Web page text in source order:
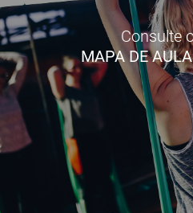
Consulte
MAPA DE